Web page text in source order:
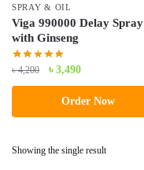
SPRAY & OIL
Viga 990000 Delay Spray
with Ginseng
৳4,200
Original
price
was:
৳ 4,200.
৳ 3,490Current
price
is:
৳ 3,490.
Order Now
Showing the single result